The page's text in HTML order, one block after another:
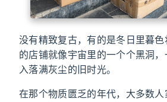
没有精致复古，有的是冬日里暮
的店铺就像宇宙里的一个个黑洞
入落满灰尘的旧时光。
在那个物质匮乏的年代，大多数